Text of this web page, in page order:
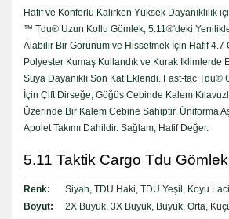
Hafif ve Konforlu Kalırken Yüksek Dayanıklılık
™ Tdu® Uzun Kollu Gömlek, 5.11®'deki
Alabilir Bir Görünüm ve Hissetmek İçin Hafif 4.7
Polyester Kumaş Kullandık ve Kurak İklimlerde
Suya Dayanıklı Son Kat Eklendi. Fast-tac Tdu®
İçin Çift Dirseğe, Göğüs Cebinde Kalem
Üzerinde Bir Kalem Cebine Sahiptir. Üniforma
Apolet Takımı Dahildir. Sağlam, Hafif Değer.
5.11 Taktik Cargo Tdu
Renk:
Siyah, TDU Haki, TDU Yeşil, Koyu
Boyut:
2X Büyük, 3X Büyük, Büyük, Orta,